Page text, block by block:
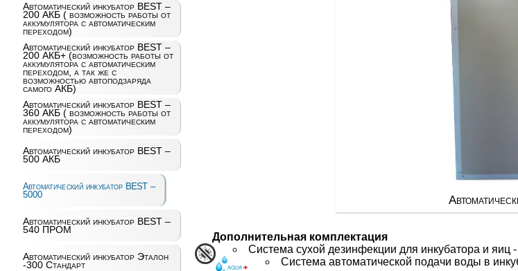
Автоматический инкубатор BEST –
200 АКБ ( возможность работы от
аккумулятора с автоматическим
переходом)
Автоматический инкубатор BEST –
200 АКБ+ (возможность работы от
аккумулятора с автоматическим
переходом, а так же с
возможностью автоподзаряда
самого АКБ)
Автоматический инкубатор BEST –
360 АКБ ( возможность работы от
аккумулятора с автоматическим
переходом)
Автоматический инкубатор BEST –
500 АКБ
Автоматический инкубатор BEST –
5000
Автоматический инкубатор BEST –
540 ПРОМ
Автоматический инкубатор Эталон
-300 Стандарт
Дополнительная комплектация
Система сухой дезинфекции для инкубатора и яиц -
Система автоматической подачи воды в